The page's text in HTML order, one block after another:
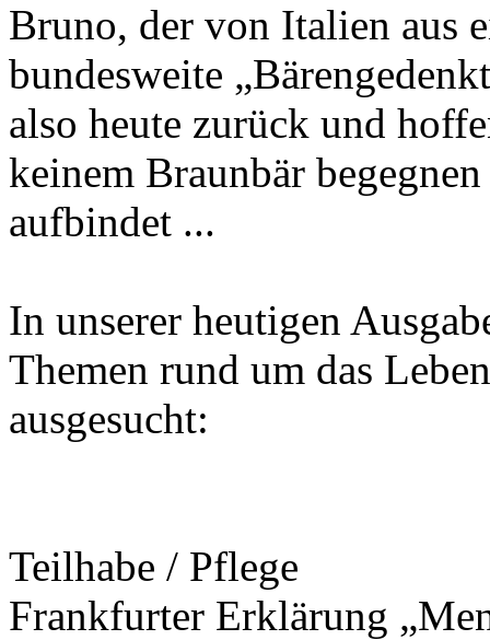
Bruno, der von Italien aus
bundesweite
also heute zurück und
keinem Braunbär
aufbindet ...
In unserer heutigen
Themen rund um das
ausgesucht:
Teilhabe / Pflege
Frankfurter Erklärung